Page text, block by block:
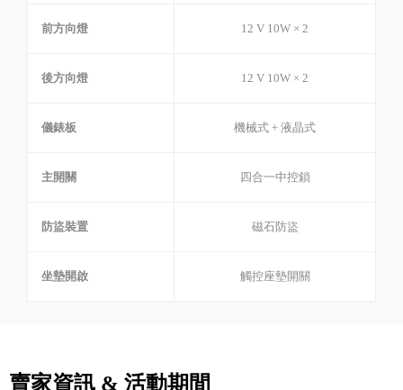
前方向燈 12 V 10W × 2
後方向燈 12 V 10W × 2
儀錶板 機械式 + 液晶式
主開關 四合一中控鎖
防盜裝置 磁石防盜
坐墊開啟 觸控座墊開關
賣家資訊 & 活動期間